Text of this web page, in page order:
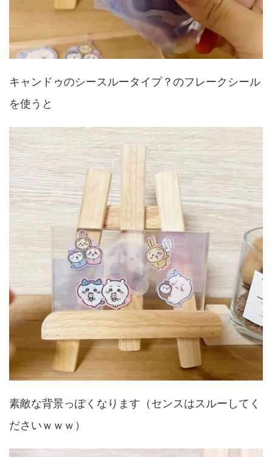
キャンドゥのシースルータイプ？のフレークシール
を使うと
素敵な背景っぽくなります（センスはスルーしてく
ださいｗｗｗ）